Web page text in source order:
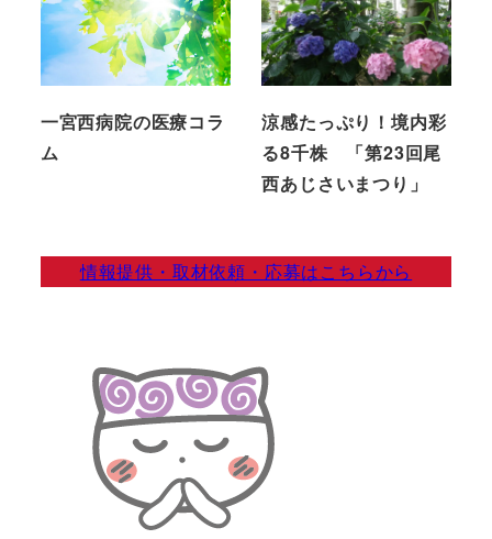
一宮西病院の医療コラ
ム
涼感たっぷり！境内彩
る8千株 「第23回尾
西あじさいまつり」
情報提供・取材依頼・応募はこちらから